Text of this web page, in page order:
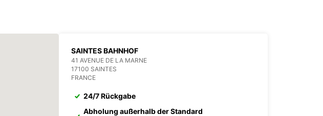
SAINTES BAHNHOF
41 AVENUE DE LA MARNE
17100 SAINTES
FRANCE
24/7 Rückgabe
Abholung außerhalb der Standard